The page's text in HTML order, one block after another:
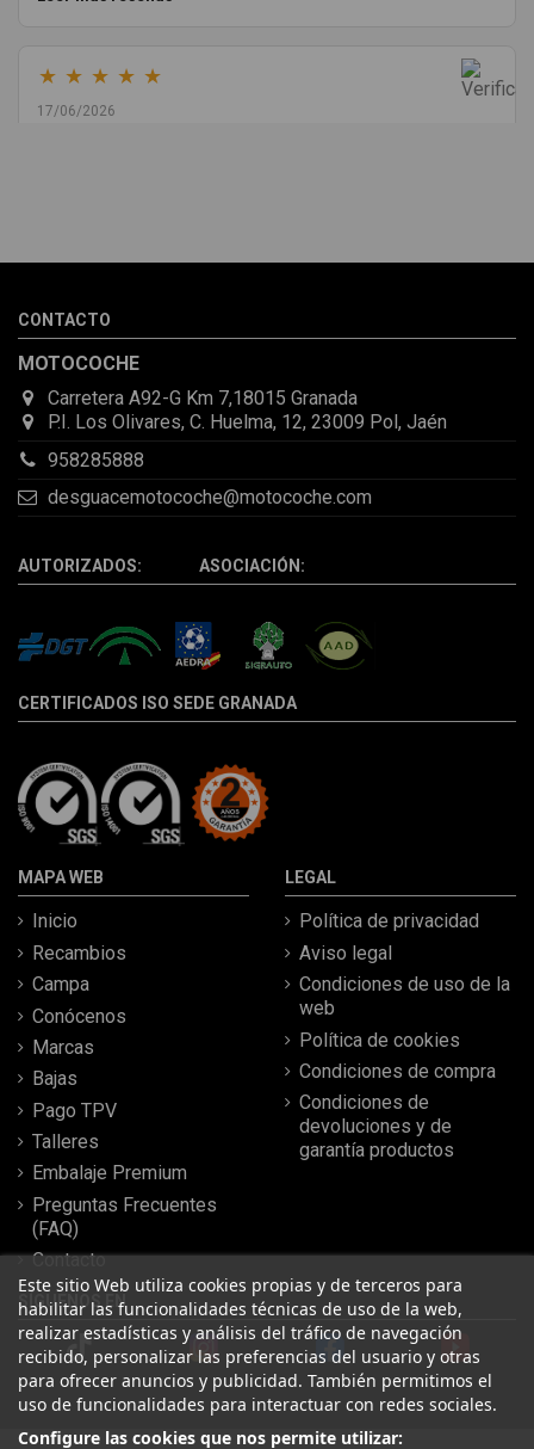
★ ★ ★ ★ ★
17/06/2026
la pieza llegó correcta y bien embalada, además de llegarme 2
CONTACTO
MOTOCOCHE
Carretera A92-G Km 7,18015 Granada
P.I. Los Olivares, C. Huelma, 12, 23009 Pol, Jaén
958285888
desguacemotocoche@motocoche.com
AUTORIZADOS: ASOCIACIÓN:
CERTIFICADOS ISO SEDE GRANADA
MAPA WEB
Inicio
Recambios
Campa
Conócenos
Marcas
Bajas
Pago TPV
Talleres
Embalaje Premium
Preguntas Frecuentes
(FAQ)
Contacto
LEGAL
Política de privacidad
Aviso legal
Condiciones de uso de la
web
Política de cookies
Condiciones de compra
Condiciones de
devoluciones y de
garantía productos
Este sitio Web utiliza cookies propias y de terceros para
habilitar las funcionalidades técnicas de uso de la web,
realizar estadísticas y análisis del tráfico de navegación
recibido, personalizar las preferencias del usuario y otras
para ofrecer anuncios y publicidad. También permitimos el
uso de funcionalidades para interactuar con redes sociales.
Configure las cookies que nos permite utilizar:
SÍGUENOS EN